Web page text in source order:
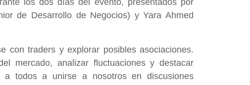
los dos días del evento, presentados por
de Desarrollo de Negocios) y Yara Ahmed
con traders y explorar posibles asociaciones.
mercado, analizar fluctuaciones y destacar
a todos a unirse a nosotros en discusiones